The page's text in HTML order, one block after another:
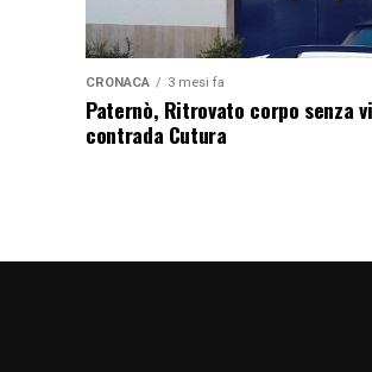
CRONACA 3 mesi fa
Paternò, Ritrovato corpo senza
contrada Cutura